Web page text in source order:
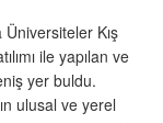
Kış
ile yapılan ve
yer buldu.
ulusal ve yerel